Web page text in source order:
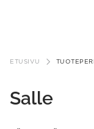
sisältöön
ETUSIVU
Salle